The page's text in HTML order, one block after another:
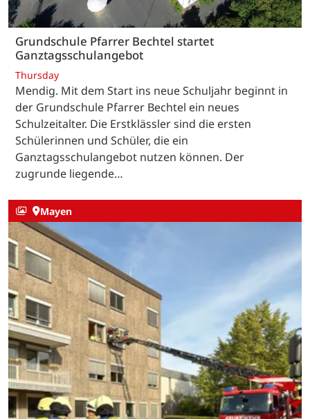
Grundschule Pfarrer Bechtel startet
Ganztagsschulangebot
Thursday
Mendig. Mit dem Start ins neue Schuljahr beginnt in
der Grundschule Pfarrer Bechtel ein neues
Schulzeitalter. Die Erstklässler sind die ersten
Schülerinnen und Schüler, die ein
Ganztagsschulangebot nutzen können. Der
zugrunde liegende…
Mayen